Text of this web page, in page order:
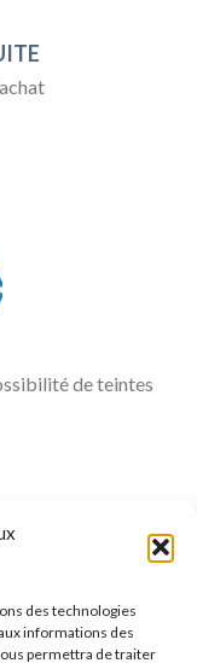
des technologies
informations des
permettra de traiter
de teintes